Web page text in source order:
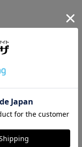
及び商品のお届け
た場合、キャンセ
します。■こちらの
スメ商品です。